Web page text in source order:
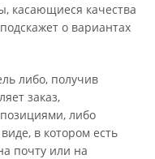
касающиеся качества
о вариантах
либо, получив
заказ,
либо
в котором есть
почту или на